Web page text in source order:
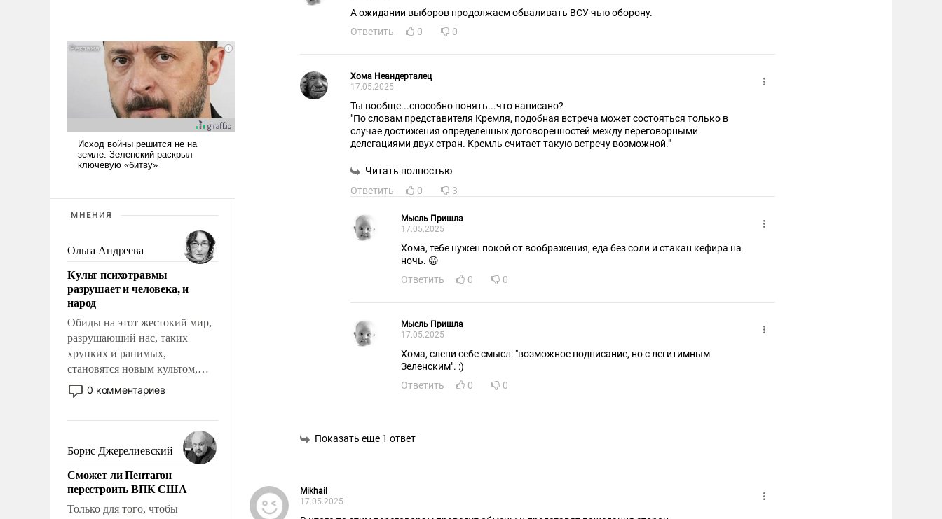
МНЕНИЯ
Ольга Андреева
Культ психотравмы
разрушает и человека, и
народ
Обиды на этот жестокий мир,
разрушающий нас, таких
хрупких и ранимых,
становятся новым культом,
постепенно вытесняя и
отменяя традиционное
мужественным и твердым под
ударами судьбы, брать на себя
ответственность, помогать
слабым, идти вперед и
адаптироваться.
0 комментариев
Борис Джерелиевский
Сможет ли Пентагон
перестроить ВПК США
Только для того, чтобы
А ожидании выборов продолжаем обваливать ВСУ-чью оборону.
Ответить
0 0
Хома Неандерталец
17.05.2025
Ты вообще...способно понять...что написано?
"По словам представителя Кремля, подобная встреча может состояться только в
случае достижения определенных договоренностей между переговорными
делегациями двух стран. Кремль считает такую встречу возможной."
Читать полностью
Ответить
0 3
Мысль Пришла
17.05.2025
Хома, тебе нужен покой от воображения, еда без соли и стакан кефира на
ночь. 😀
Ответить
0 0
Мысль Пришла
17.05.2025
Хома, слепи себе смысл: "возможное подписание, но с легитимным
Зеленским". :)
Ответить
0 0
Показать еще 1 ответ
Mikhail
17.05.2025